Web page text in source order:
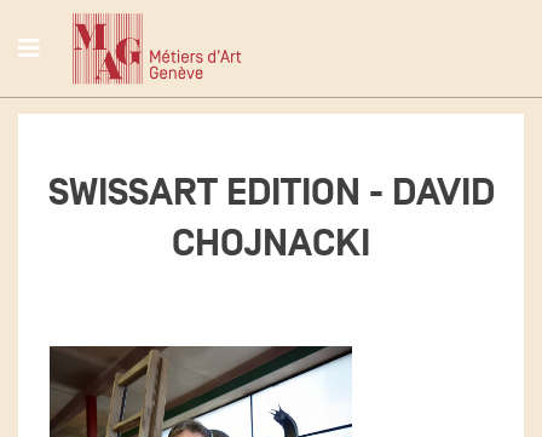
SWISSART EDITION - DAVID
CHOJNACKI